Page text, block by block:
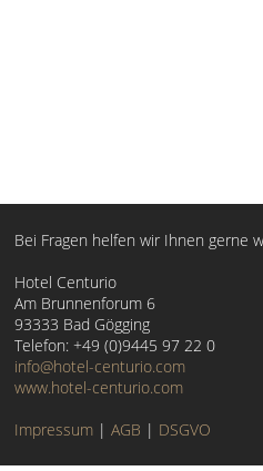
Bei Fragen helfen wir Ihnen gerne
Hotel Centurio
Am Brunnenforum 6
93333 Bad Gögging
Telefon: +49 (0)9445 97 22 0
info@hotel-centurio.com
www.hotel-centurio.com
Impressum | AGB | DSGVO